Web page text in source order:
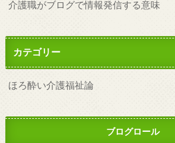
介護職がブログで情報発信する意味
カテゴリー
ほろ酔い介護福祉論
ブログロール